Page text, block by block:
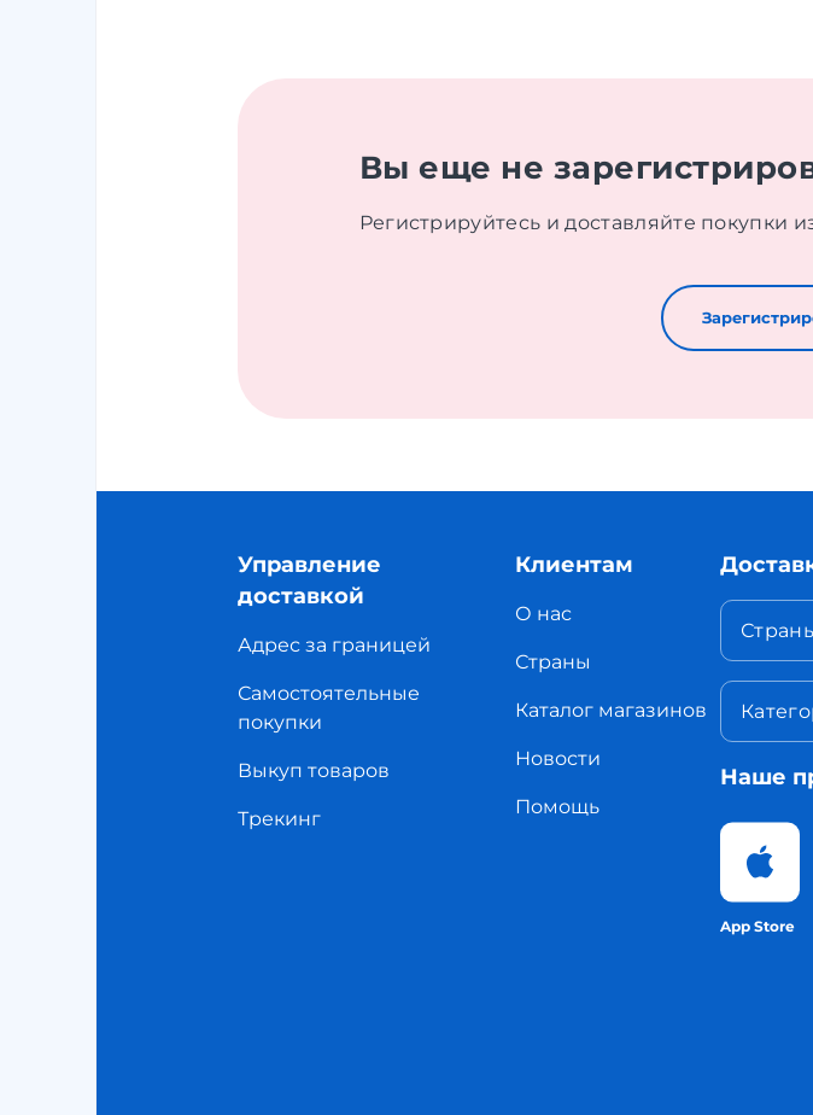
Вы еще не
Регистрируйтесь и доставляйте покупки
Управление
доставкой
Адрес за границей
Самостоятельные
покупки
Выкуп товаров
Трекинг
Клиентам
О нас
Страны
Каталог магазинов
Новости
Помощь
Наше
App Store